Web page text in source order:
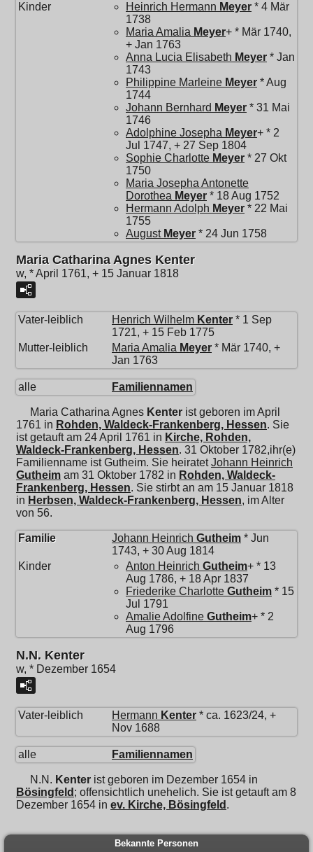
Kinder
Heinrich Hermann Meyer * 4 Mär
1738
Maria Amalia Meyer+ * Mär 1740,
+ Jan 1763
Anna Lucia Elisabeth Meyer * Jan
1743
Philippine Marleine Meyer * Aug
1744
Johann Bernhard Meyer * 31 Mai
1746
Adolphine Josepha Meyer+ * 2
Jul 1747, + 27 Sep 1804
Sophie Charlotte Meyer * 27 Okt
1750
Maria Josepha Antonette
Dorothea Meyer * 18 Aug 1752
Hermann Adolph Meyer * 22 Mai
1755
August Meyer * 24 Jun 1758
Maria Catharina Agnes Kenter
w, * April 1761, + 15 Januar 1818
Vater-leiblich Henrich Wilhelm Kenter * 1 Sep
1721, + 15 Feb 1775
Mutter-leiblich
Maria Amalia Meyer * Mär 1740, +
Jan 1763
alle Familiennamen
Maria Catharina Agnes Kenter ist geboren im April
1761 in Rohden, Waldeck-Frankenberg, Hessen. Sie
ist getauft am 24 April 1761 in Kirche, Rohden,
Waldeck-Frankenberg, Hessen. 31 Oktober 1782,ihr(e)
Familienname ist Gutheim. Sie heiratetJohann Heinrich
Gutheim am 31 Oktober 1782 in Rohden, Waldeck-
Frankenberg, Hessen. Sie stirbt an am 15 Januar 1818
in Herbsen, Waldeck-Frankenberg, Hessen, im Alter
von 56.
Familie Johann Heinrich Gutheim * Jun
1743, + 30 Aug 1814
Kinder
Anton Heinrich Gutheim+ * 13
Aug 1786, + 18 Apr 1837
Friederike Charlotte Gutheim * 15
Jul 1791
Amalie Adolfine Gutheim+ * 2
Aug 1796
N.N. Kenter
w, * Dezember 1654
Vater-leiblich Hermann Kenter * ca. 1623/24, +
Nov 1688
alle Familiennamen
N.N. Kenter ist geboren im Dezember 1654 in
Bösingfeld ; offensichtlich unehelich. Sie ist getauft am 8
Dezember 1654 in ev. Kirche, Bösingfeld .
Bekannte Personen